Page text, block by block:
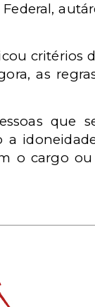
critérios
as
que
a
o cargo